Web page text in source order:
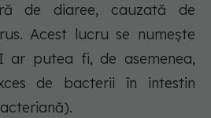
de diaree, cauzată de
Acest lucru se numește
ar putea fi, de asemenea,
de bacterii în intestin